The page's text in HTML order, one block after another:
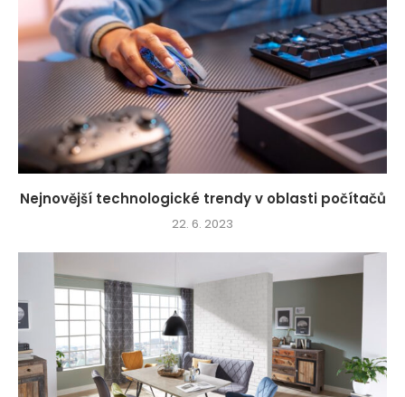
Nejnovější technologické trendy v oblasti počítačů
22. 6. 2023